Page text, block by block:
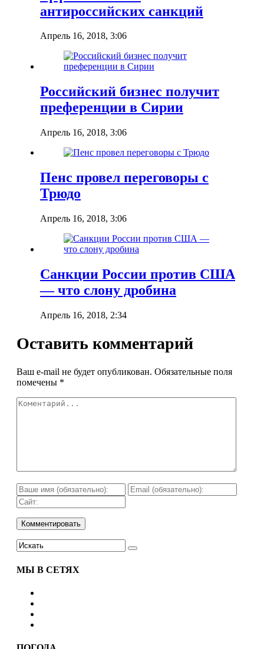
антироссийских санкций
Апрель 16, 2018, 3:06
Российский бизнес получит
преференции в Сирии
Апрель 16, 2018, 3:06
Пенс провел переговоры с
Трюдо
Апрель 16, 2018, 3:06
Санкции России против США
— что слону дробина
Апрель 16, 2018, 2:34
Оставить комментарий
Ваш e-mail не будет опубликован. Обязательные поля
помечены *
МЫ В СЕТЯХ